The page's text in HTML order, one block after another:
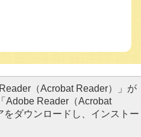
（Acrobat Reader）」が
Adobe Reader（Acrobat
ダウンロードし、インストー